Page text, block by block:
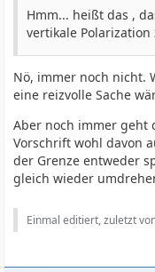
Hmm... heißt das ,
vertikale Polarization
Nö, immer noch nicht.
eine reizvolle Sache
Aber noch immer geht
Vorschrift wohl davon
der Grenze entweder
gleich wieder
Einmal editiert, zuletzt